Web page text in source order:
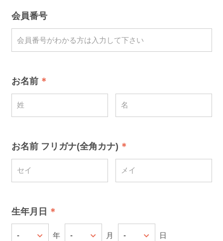
会員番号
お名前
お名前 フリガナ(全角カナ)
生年月日
年 月 日